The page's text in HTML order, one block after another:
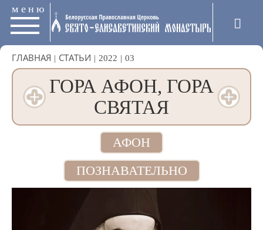
меню
ГЛАВНАЯ | СТАТЬИ | 2022 | 03
ГОРА АФОН, ГОРА
СВЯТАЯ
АФОН
ПОЗНАВАТЕЛЬНО